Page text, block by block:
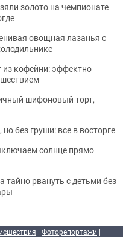
золото на чемпионате
овощная лазанья с
из кофейни: эффектно
шифоновый торт,
без груши: все в восторге
солнце прямо
тайно рвануть с детьми без
| Фоторепортажи |